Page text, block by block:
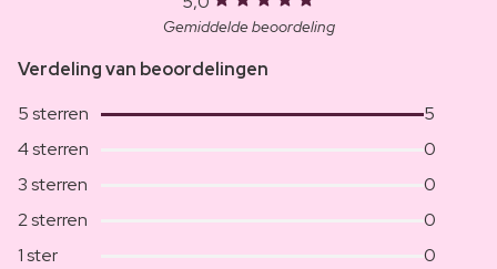
Gemiddelde beoordeling
Verdeling van beoordelingen
5 sterren
5
4 sterren
0
3 sterren
0
2 sterren
0
1 ster
0